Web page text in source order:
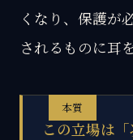
くなり、保護が
されるものに耳
本質
この立場は